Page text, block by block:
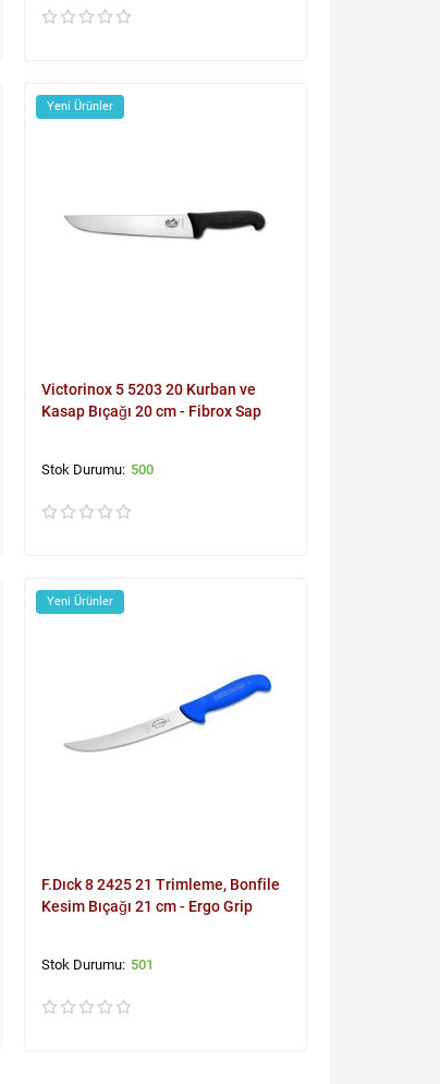
Yeni Ürünler
Victorinox 5 5203 20 Kurban ve
Kasap Bıçağı 20 cm - Fibrox Sap
500
Yeni Ürünler
F.Dıck 8 2425 21 Trimleme, Bonfile
Kesim Bıçağı 21 cm - Ergo Grip
501